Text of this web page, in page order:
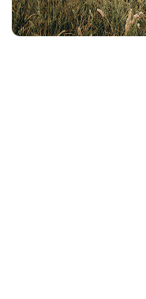
Сервіс ретуші